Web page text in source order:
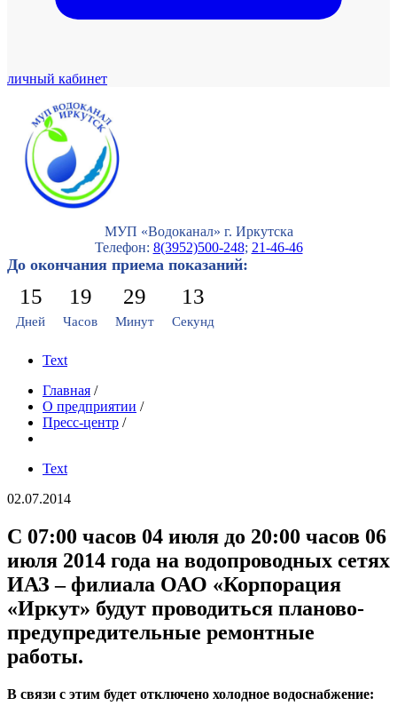
личный кабинет
МУП «Водоканал» г. Иркутска
Телефон: 8(3952)500-248; 21-46-46
До окончания приема показаний:
15
Дней
19
Часов
29
Минут
12
Секунд
Text
Главная /
О предприятии /
Пресс-центр /
Text
02.07.2014
С 07:00 часов 04 июля до 20:00 часов 06
июля 2014 года на водопроводных сетях
ИАЗ – филиала ОАО «Корпорация
«Иркут» будут проводиться планово-
предупредительные ремонтные
работы.
В связи с этим будет отключено холодное водоснабжение: